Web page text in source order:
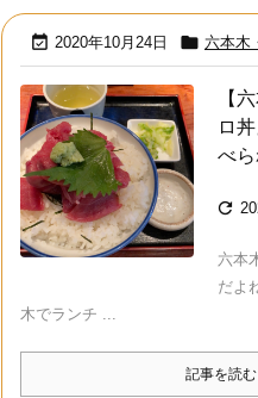
 2020年10月24日  六本木
【
ロ
べ

六本
だよ
木でランチ ...
記事を読む